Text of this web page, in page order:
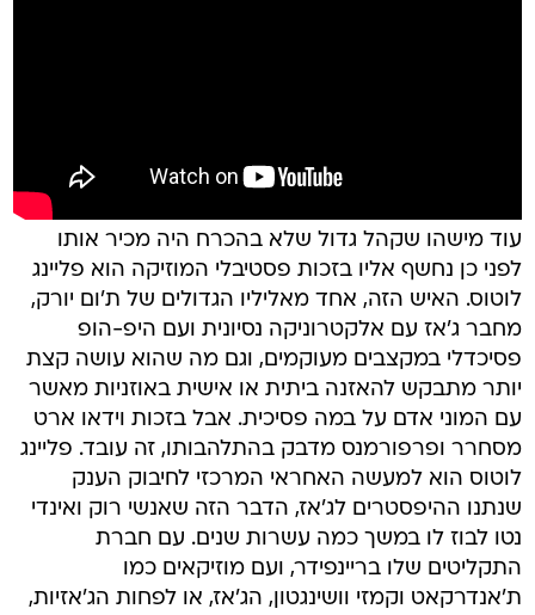
עוד מישהו שקהל גדול שלא בהכרח היה מכיר אותו
לפני כן נחשף אליו בזכות פסטיבלי המוזיקה הוא פליינג
לוטוס. האיש הזה, אחד מאליליו הגדולים של ת'ום יורק,
מחבר ג'אז עם אלקטרוניקה נסיונית ועם היפ-הופ
פסיכדלי במקצבים מעוקמים, וגם מה שהוא עושה קצת
יותר מתבקש להאזנה ביתית או אישית באוזניות מאשר
עם המוני אדם על במה פסיכית. אבל בזכות וידאו ארט
מסחרר ופרפורמנס מדבק בהתלהבותו, זה עובד. פליינג
לוטוס הוא למעשה האחראי המרכזי לחיבוק הענק
שנתנו ההיפסטרים לג'אז, הדבר הזה שאנשי רוק ואינדי
נטו לבוז לו במשך כמה עשרות שנים. עם חברת
התקליטים שלו בריינפידר, ועם מוזיקאים כמו
ת'אנדרקאט וקמזי וושינגטון, הג'אז, או לפחות הג'אזיות,